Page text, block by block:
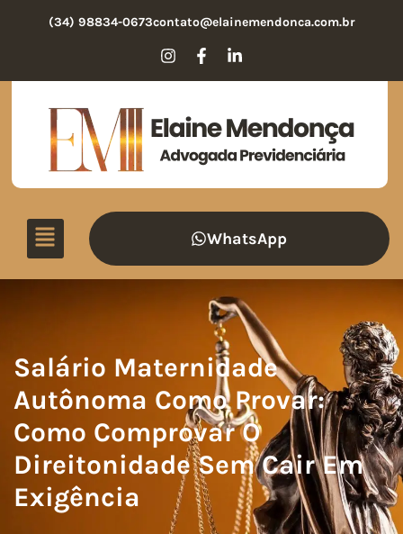
(34) 98834-0673contato@elainemendonca.com.br
WhatsApp
Salário Maternidade
Autônoma Como Provar:
Como Comprovar O
Direitonidade Sem Cair Em
Exigência